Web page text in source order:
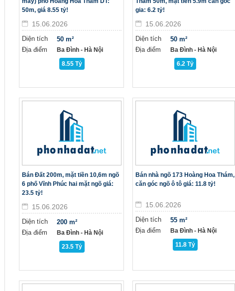
50m, giá 8.55 tỷ!
15.06.2026
Diện tích
Địa điểm
50 m²
Ba Đình - Hà Nội
8.55 Tỷ
gia: 6.2 tỷ!
15.06.2026
Diện tích
Địa điểm
50 m²
Ba Đình - Hà Nội
6.2 Tỷ
Bán Đất 200m, mặt tiền 10,6m ngõ
6 phố Vĩnh Phúc hai mặt ngõ giá:
23.5 tỷ!
15.06.2026
Diện tích
Địa điểm
200 m²
Ba Đình - Hà Nội
23.5 Tỷ
Bán nhà ngõ 173 Hoàng Hoa Thám,
căn góc ngõ ô tô giá: 11.8 tỷ!
15.06.2026
Diện tích
Địa điểm
55 m²
Ba Đình - Hà Nội
11.8 Tỷ